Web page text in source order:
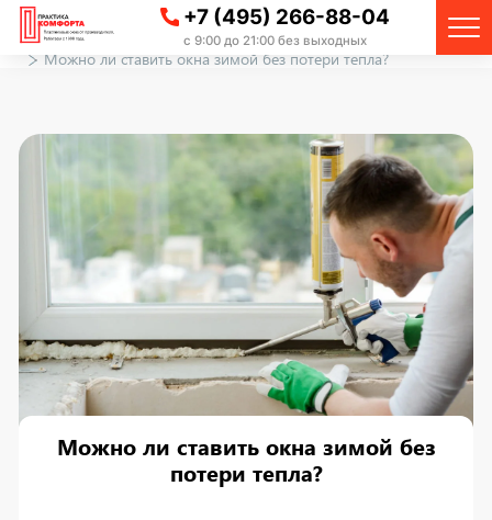
+7 (495) 266-88-04
с 9:00 до 21:00 без выходных
Главная
Вопрос-ответ
Можно ли ставить окна зимой без потери тепла?
Можно ли ставить окна зимой без
потери тепла?